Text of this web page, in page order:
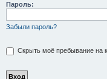
Пароль:
Забыли пароль?
Скрыть моё пребывание на